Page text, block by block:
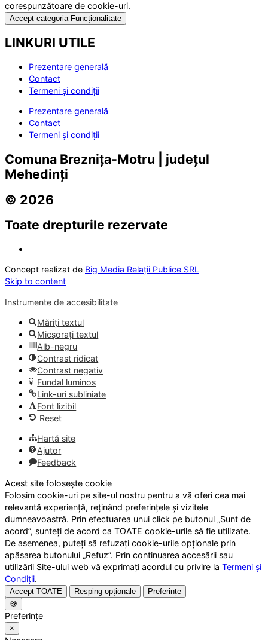
corespunzătoare de cookie-uri.
Accept categoria Funcționalitate
LINKURI UTILE
Prezentare generală
Contact
Termeni și condiții
Prezentare generală
Contact
Termeni și condiții
Comuna Breznița-Motru | județul
Mehedinți
© 2026
Toate drepturile rezervate
Concept realizat de Big Media Relații Publice SRL
Skip to content
Instrumente de accesibilitate
Măriți textul
Micșorați textul
Alb-negru
Contrast ridicat
Contrast negativ
Fundal luminos
Link-uri subliniate
Font lizibil
Reset
Hartă site
Ajutor
Feedback
Acest site folosește cookie
Folosim cookie-uri pe site-ul nostru pentru a vă oferi cea mai
relevantă experiență, reținând preferințele și vizitele
dumneavoastră. Prin efectuarea unui click pe butonul „Sunt de
acord”, sunteți de acord ca TOATE cookie-urile să fie utilizate.
De asemenea, puteți să refuzați cookie-urile opționale prin
apăsarea butonului „Refuz”. Prin continuarea accesării sau
utilizării Site-ului web vă exprimați acordul cu privire la Termeni și
Condiții.
Accept TOATE Resping opționale
Preferințe
🍪
Preferințe
×